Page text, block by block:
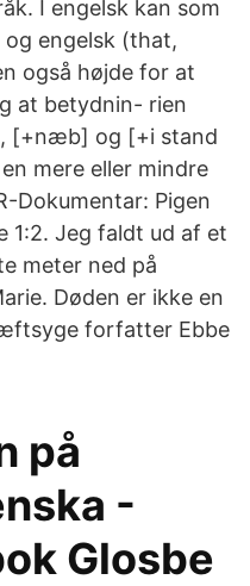
I engelsk kan som
engelsk (that,
også højde for at
at betydnin- rien
[+næb] og [+i stand
mere eller mindre
Dokumentar: Pigen
1:2. Jeg faldt ud af et
meter ned på
Døden er ikke en
forfatter Ebbe
på
-
Glosbe